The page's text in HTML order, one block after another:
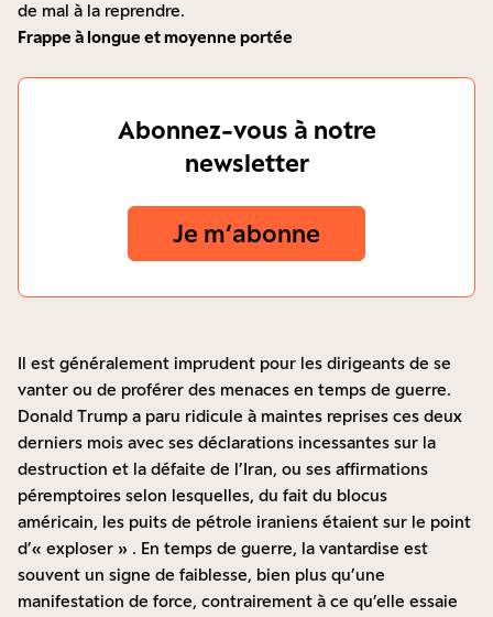
de mal à la reprendre.
Frappe à longue et moyenne portée
Abonnez-vous à notre
newsletter
Je m‘abonne
Il est généralement imprudent pour les dirigeants de se
vanter ou de proférer des menaces en temps de guerre.
Donald Trump a paru ridicule à maintes reprises ces deux
derniers mois avec ses déclarations incessantes sur la
destruction et la défaite de l’Iran, ou ses affirmations
péremptoires selon lesquelles, du fait du blocus
américain, les puits de pétrole iraniens étaient sur le point
d’« exploser » . En temps de guerre, la vantardise est
souvent un signe de faiblesse, bien plus qu’une
manifestation de force, contrairement à ce qu’elle essaie